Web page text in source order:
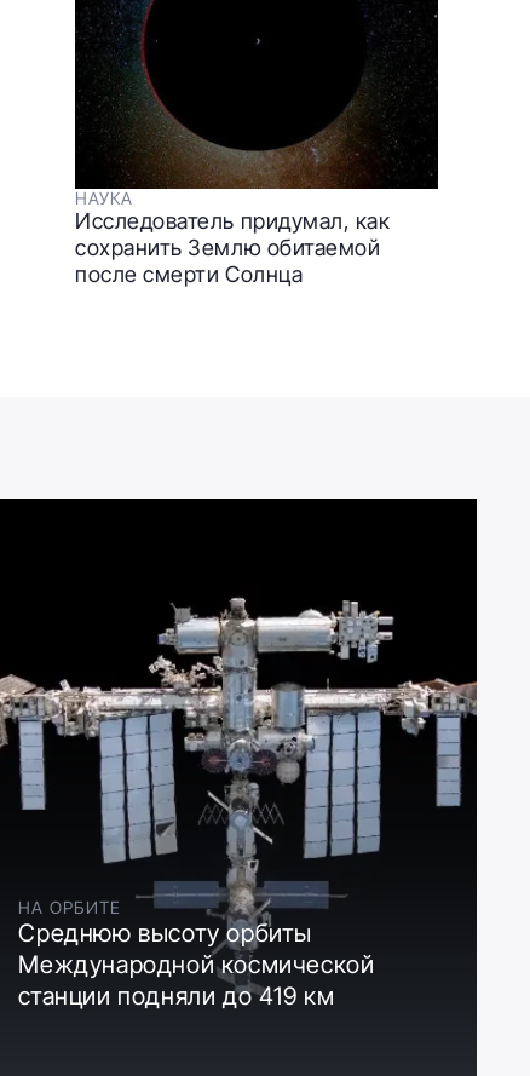
НАУКА
Исследователь придумал, как
сохранить Землю обитаемой
после смерти Солнца
НА ОРБИТЕ
Среднюю высоту орбиты
Международной космической
станции подняли до 419 км